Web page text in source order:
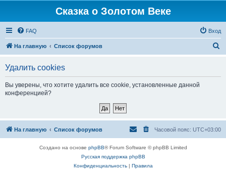
Сказка о Золотом Веке
FAQ Вход
На главную Список форумов
Удалить cookies
Вы уверены, что хотите удалить все cookie, установленные данной
конференцией?
На главную Список форумов Часовой пояс: UTC+03:00
Создано на основе phpBB® Forum Software © phpBB Limited
Русская поддержка phpBB
Конфиденциальность| Правила